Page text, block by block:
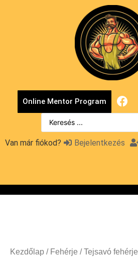
Online Mentor Program
Van már fiókod? Bejelentkezés
Kezdőlap / Fehérje /Tejsavó fehérje